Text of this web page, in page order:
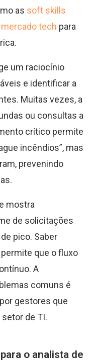
as soft skills
tech para
um raciocínio
e identificar a
Muitas vezes, a
ou consultas a
crítico permite
incêndios”, mas
prevenindo
mostra
de solicitações
pico. Saber
que o fluxo
A
comuns é
gestores que
de TI.
o analista de